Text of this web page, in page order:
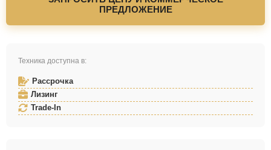
ПРЕДЛОЖЕНИЕ
Техника доступна в:
Рассрочка
Лизинг
Trade-In